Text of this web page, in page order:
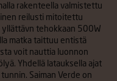
rakenteella valmistettu
reilusti mitoitettu
tehokkaan 500W
matka taittuu entistä
voit nauttia luonnon
Yhdellä latauksella ajat
Saiman Verde on